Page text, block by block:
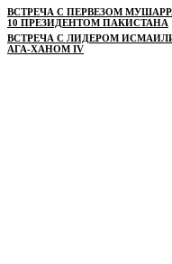
ВСТРЕЧА С ПЕРВЕЗОМ
10 ПРЕЗИДЕНТОМ ПАКИСТАНА
ВСТРЕЧА С ЛИДЕРОМ
АГА-ХАНОМ IV